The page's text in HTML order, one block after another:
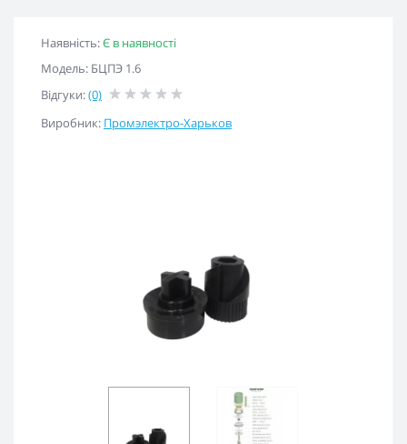
Наявність:Є в наявності
Модель: БЦПЭ 1.6
Відгуки:(0)
Виробник: Промэлектро-Харьков